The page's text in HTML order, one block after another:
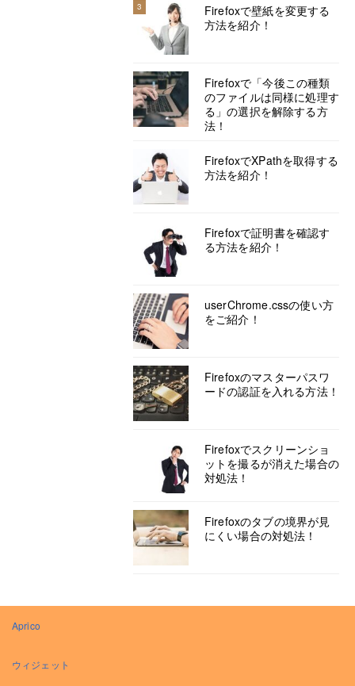
3
Firefoxで壁紙を変更する
方法を紹介！
Firefoxで「今後この種類
のファイルは同様に処理す
る」の選択を解除する方
法！
FirefoxでXPathを取得する
方法を紹介！
Firefoxで証明書を確認す
る方法を紹介！
userChrome.cssの使い方
をご紹介！
Firefoxのマスターパスワ
ードの認証を入れる方法！
Firefoxでスクリーンショ
ットを撮るが消えた場合の
対処法！
Firefoxのタブの境界が見
にくい場合の対処法！
Aprico
ウィジェット